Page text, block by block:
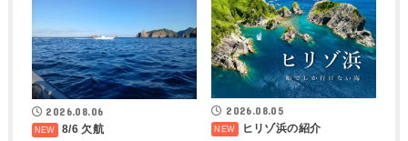
2026.08.06
8/6 欠航
2026.08.05
ヒリゾ浜の紹介